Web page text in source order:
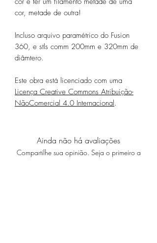
cor, metade de outra!
Incluso arquivo paramétrico do Fusion
360, e stls comm 200mm e 320mm de
diâmtero.
Este obra está licenciado com uma
Licença Creative Commons Atribuição-
NãoComercial 4.0 Internacional.
Ainda não há avaliações
Compartilhe sua opinião. Seja o primeiro a